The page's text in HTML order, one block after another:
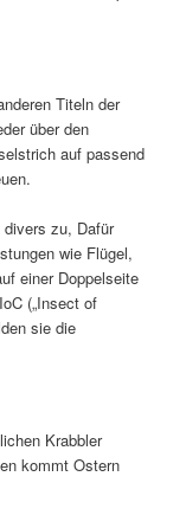
Titeln der
über den
auf passend
zu, Dafür
wie Flügel,
einer Doppelseite
(„Insect of
sie die
Krabbler
kommt Ostern